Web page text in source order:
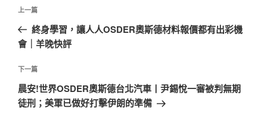
導
覽
上
一
篇
章
上一篇
終身學習，讓人人OSDER奧斯德材料報價都有出彩機
會｜羊晚快評
下
一
篇
下一篇
晨安!世界OSDER奧斯德台北汽車丨尹錫悅一審被判無期
徒刑；美軍已做好打擊伊朗的準備